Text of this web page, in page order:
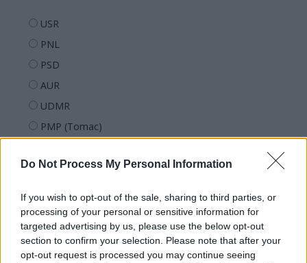
Do Not Process My Personal Information
If you wish to opt-out of the sale, sharing to third parties, or
processing of your personal or sensitive information for
targeted advertising by us, please use the below opt-out
section to confirm your selection. Please note that after your
opt-out request is processed you may continue seeing
USR
PNL
PSD
AUR
UDMR
PMP (Tomac)
PNȚMM
SENS
SOS (Șoșoacă)
POT (Gavrilă)